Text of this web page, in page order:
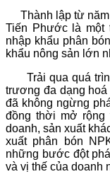
Thành lập từ năm
Tiến Phước là một
nhập khẩu phân
khẩu nông sản lớn
Trải qua quá
trương đa dạng
đã không ngừng
đồng thời mở rộng
doanh, sản xuất
xuất phân bón
những bước đột
và vị thế của doanh